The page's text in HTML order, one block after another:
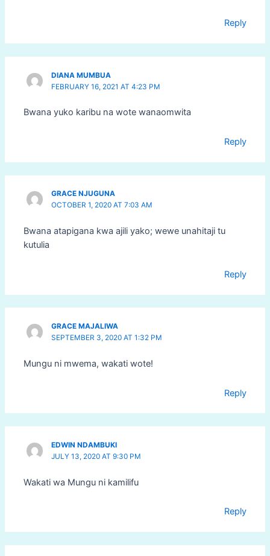
Reply
DIANA MUMBUA
FEBRUARY 16, 2021 AT 4:23 PM
Bwana yuko karibu na wote wanaomwita
Reply
GRACE NJUGUNA
OCTOBER 1, 2020 AT 7:03 AM
Bwana atapigana kwa ajili yako; wewe unahitaji tu
kutulia
Reply
GRACE MAJALIWA
SEPTEMBER 3, 2020 AT 1:32 PM
Mungu ni mwema, wakati wote!
Reply
EDWIN NDAMBUKI
JULY 13, 2020 AT 9:30 PM
Wakati wa Mungu ni kamilifu
Reply